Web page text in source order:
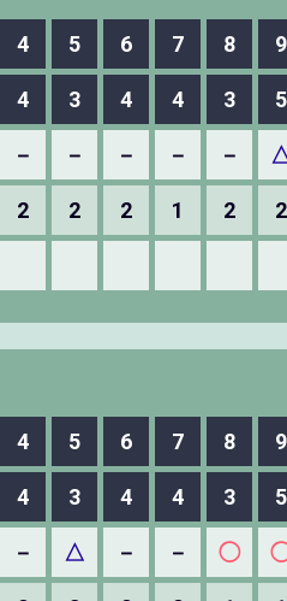
4 5 6 7 8 9
4 3 4 4 3 5
－ － － － －
2 2 2 1 2 2
4 5 6 7 8 9
4 3 4 4 3 5
－ △ － － ◯